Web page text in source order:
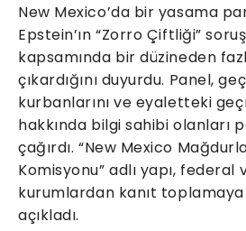
New Mexico’da bir yasama
Epstein’ın “Zorro Çiftliği”
kapsamında bir düzineden
çıkardığını duyurdu. Panel,
kurbanlarını ve eyaletteki
hakkında bilgi sahibi olanları
çağırdı. “New Mexico
Komisyonu” adlı yapı, federal
kurumlardan kanıt toplamaya
açıkladı.